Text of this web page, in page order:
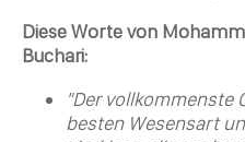
Diese Worte von
Buchari:
"Der vollkommenste
besten Wesensart